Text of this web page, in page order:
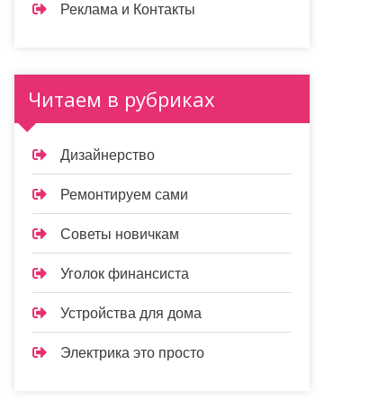
Реклама и Контакты
Читаем в рубриках
Дизайнерство
Ремонтируем сами
Советы новичкам
Уголок финансиста
Устройства для дома
Электрика это просто